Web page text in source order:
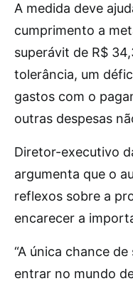
A medida deve
cumprimento a
superávit de R$
tolerância, um
gastos com o
outras despesas
Diretor-executivo
argumenta que o
reflexos sobre a
encarecer a
“A única chance
entrar no mundo